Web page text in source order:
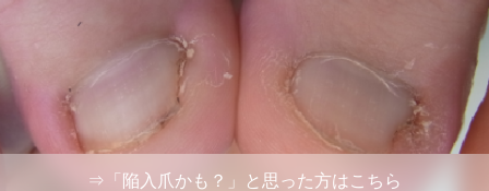
⇒「陥入爪かも？」と思った方はこちら